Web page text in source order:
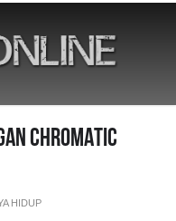
CHROMATIC
HIDUP